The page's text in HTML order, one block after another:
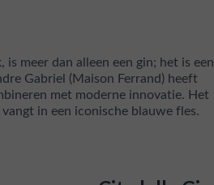
meer dan alleen een gin; het is een
Gabriel (Maison Ferrand) heeft
met moderne innovatie. Het
in een iconische blauwe fles.